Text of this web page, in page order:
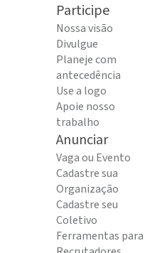
Participe
Nossa visão
Divulgue
Planeje com
antecedência
Use a logo
Apoie nosso
trabalho
Anunciar
Vaga ou Evento
Cadastre sua
Organização
Cadastre seu
Coletivo
Ferramentas para